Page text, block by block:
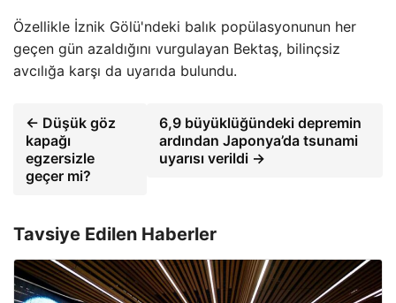
Özellikle İznik Gölü'ndeki balık popülasyonunun her
geçen gün azaldığını vurgulayan Bektaş, bilinçsiz
avcılığa karşı da uyarıda bulundu.
← Düşük göz
kapağı
egzersizle
geçer mi?
6,9 büyüklüğündeki depremin
ardından Japonya’da tsunami
uyarısı verildi →
Tavsiye Edilen Haberler